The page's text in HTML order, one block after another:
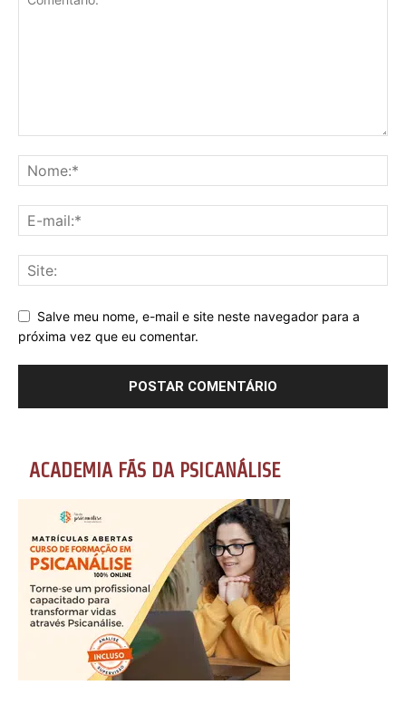
Salve meu nome, e-mail e site neste navegador para a
próxima vez que eu comentar.
ACADEMIA FÃS DA PSICANÁLISE